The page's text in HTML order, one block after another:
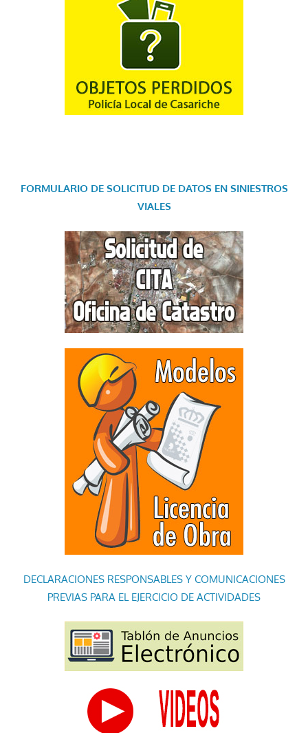
FORMULARIO DE SOLICITUD DE DATOS EN SINIESTROS
VIALES
DECLARACIONES RESPONSABLES Y COMUNICACIONES
PREVIAS PARA EL EJERCICIO DE ACTIVIDADES